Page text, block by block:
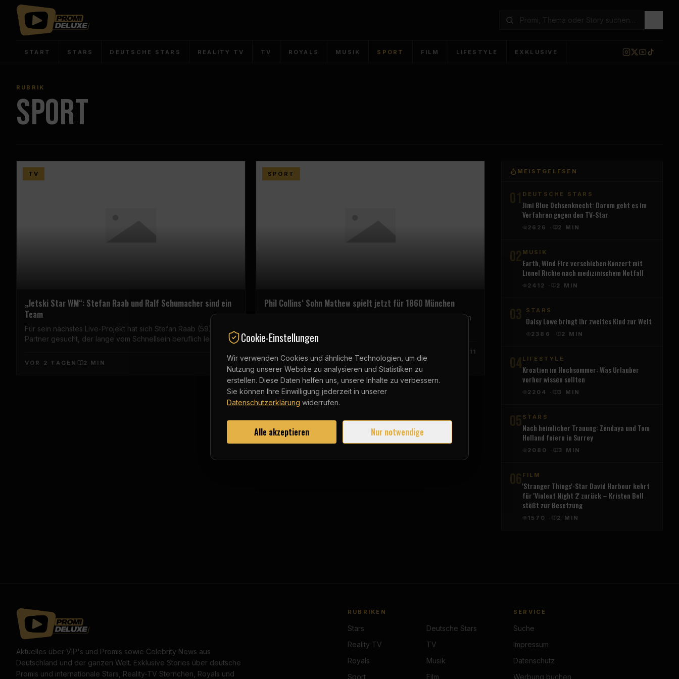
START STARS DEUTSCHE STARS REALITY TV TV ROYALS MUSIK SPORT FILM LIFESTYLE EXKLUSIVE
RUBRIK
Sport
TV
„Jetski Star WM“: Stefan Raab und Ralf Schumacher sind ein
Team
Für sein nächstes Live-Projekt hat sich Stefan Raab (59) einen
Partner gesucht, der lange vom Schnellsein beruflich lebte: Ralf
gehen bei der ersten „Jetski Star WM“ gemeinsam an den
Start, wie RTL angekündigt hat. Die Show läuft am Samstag, 29.
VOR 2 TAGEN 2 MIN 436
SPORT
Phil Collins‘ Sohn Mathew spielt jetzt für 1860 München
Ob der berühmte Papa wohl bald in München auf den Rängen
offiziell für den TSV 1860 München. Das hat der Verein am 31.
Phil Collins (75) und Halbbruder von „Emily in Paris“-Star Lily
Collins (37) schon mehrfach …
311
MEISTGELESEN
01 DEUTSCHE STARS
Jimi Blue Ochsenknecht: Darum geht es im
Verfahren gegen den TV-Star
2626 · 2 MIN
02 MUSIK
Earth, Wind Fire verschieben Konzert mit
Lionel Richie nach medizinischem Notfall
2412 · 2 MIN
03 STARS
Daisy Lowe bringt ihr zweites Kind zur Welt
2386 · 2 MIN
04LIFESTYLE
Kroatien im Hochsommer: Was Urlauber
vorher wissen sollten
2204 · 3 MIN
05 STARS
Nach heimlicher Trauung: Zendaya und Tom
Holland feiern in Surrey
2080 · 3 MIN
06 FILM
'Stranger Things'-Star David Harbour kehrt
für 'Violent Night 2' zurück – Kristen Bell
stößt zur Besetzung
1570 · 2 MIN
Aktuelles über VIP's und Promis sowie Celebrity News aus
Deutschland und der ganzen Welt. Exklusive Stories über deutsche
Promis und internationale Stars, Reality-TV Sternchen, Royals und
RUBRIKEN
Stars
Deutsche Stars
Reality TV
TV
Royals
Musik
Sport
Film
SERVICE
Suche
Impressum
Datenschutz
Werbung buchen
Cookie-Einstellungen
Wir verwenden Cookies und ähnliche Technologien, um die
Nutzung unserer Website zu analysieren und Statistiken zu
erstellen. Diese Daten helfen uns, unsere Inhalte zu verbessern.
Sie können Ihre Einwilligung jederzeit in unserer
Datenschutzerklärung widerrufen.
Alle akzeptieren Nur notwendige